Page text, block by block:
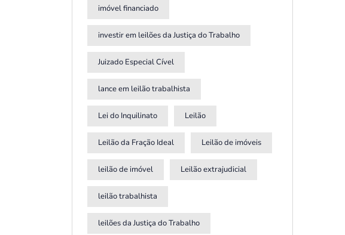
imóvel financiado
investir em leilões da Justiça do Trabalho
Juizado Especial Cível
lance em leilão trabalhista
Lei do Inquilinato Leilão
Leilão da Fração Ideal Leilão de imóveis
leilão de imóvel Leilão extrajudicial
leilão trabalhista
leilões da Justiça do Trabalho